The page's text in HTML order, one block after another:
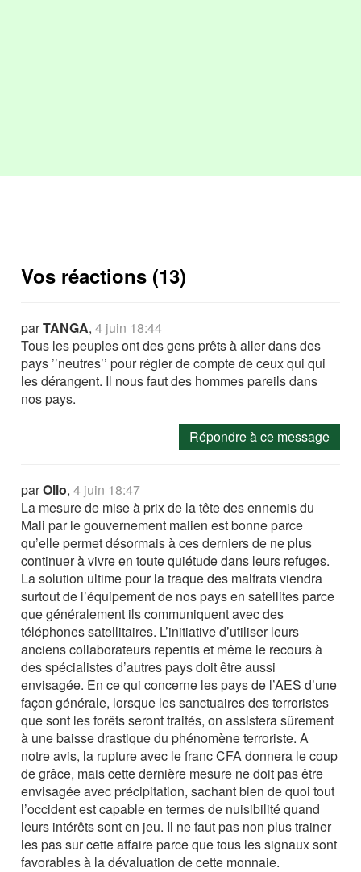
Vos réactions (13)
parTANGA,4 juin 18:44
Tous les peuples ont des gens prêts à aller dans des
pays ’’neutres’’ pour régler de compte de ceux qui qui
les dérangent. Il nous faut des hommes pareils dans
nos pays.
Répondre à ce message
parOllo,4 juin 18:47
La mesure de mise à prix de la tête des ennemis du
Mali par le gouvernement malien est bonne parce
qu’elle permet désormais à ces derniers de ne plus
continuer à vivre en toute quiétude dans leurs refuges.
La solution ultime pour la traque des malfrats viendra
surtout de l’équipement de nos pays en satellites parce
que généralement ils communiquent avec des
téléphones satellitaires. L’initiative d’utiliser leurs
anciens collaborateurs repentis et même le recours à
des spécialistes d’autres pays doit être aussi
envisagée. En ce qui concerne les pays de l’AES d’une
façon générale, lorsque les sanctuaires des terroristes
que sont les forêts seront traités, on assistera sûrement
à une baisse drastique du phénomène terroriste. A
notre avis, la rupture avec le franc CFA donnera le coup
de grâce, mais cette dernière mesure ne doit pas être
envisagée avec précipitation, sachant bien de quoi tout
l’occident est capable en termes de nuisibilité quand
leurs intérêts sont en jeu. Il ne faut pas non plus trainer
les pas sur cette affaire parce que tous les signaux sont
favorables à la dévaluation de cette monnaie.